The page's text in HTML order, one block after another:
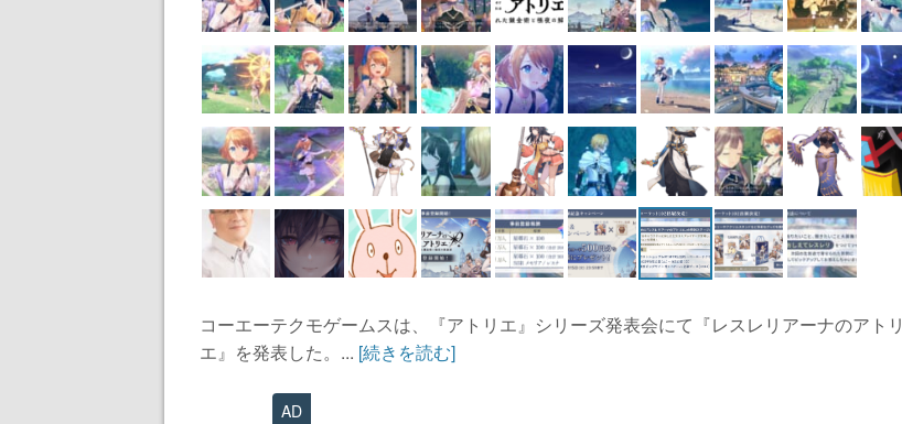
コーエーテクモゲームスは、『アトリエ』シリーズ発表会にて『レスレリアーナのアトリ
エ』を発表した。... [続きを読む]
AD